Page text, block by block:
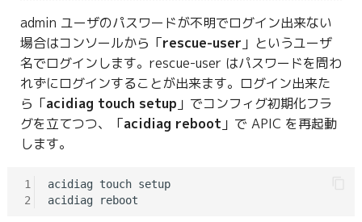
admin ユーザのパスワードが不明でログイン出来ない
場合はコンソールから「rescue-user 」というユーザ
名でログインします。rescue-user はパスワードを問わ
れずにログインすることが出来ます。ログイン出来た
ら「acidiag touch setup 」でコンフィグ初期化フラ
グを立てつつ、「acidiag reboot 」で APIC を再起動
します。
1
2
acidiag touch setup